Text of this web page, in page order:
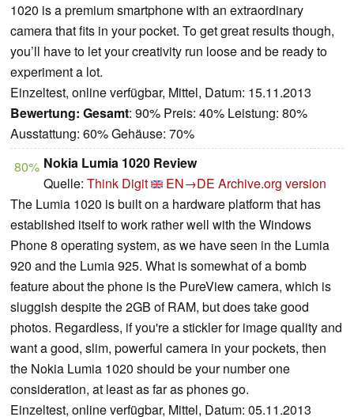
1020 is a premium smartphone with an extraordinary
camera that fits in your pocket. To get great results though,
you’ll have to let your creativity run loose and be ready to
experiment a lot.
Einzeltest, online verfügbar, Mittel, Datum: 15.11.2013
Bewertung: Gesamt: 90% Preis: 40% Leistung: 80%
Ausstattung: 60% Gehäuse: 70%
80% Nokia Lumia 1020 Review
Quelle: Think Digit EN→DE Archive.org version
The Lumia 1020 is built on a hardware platform that has
established itself to work rather well with the Windows
Phone 8 operating system, as we have seen in the Lumia
920 and the Lumia 925. What is somewhat of a bomb
feature about the phone is the PureView camera, which is
sluggish despite the 2GB of RAM, but does take good
photos. Regardless, if you're a stickler for image quality and
want a good, slim, powerful camera in your pockets, then
the Nokia Lumia 1020 should be your number one
consideration, at least as far as phones go.
Einzeltest, online verfügbar, Mittel, Datum: 05.11.2013